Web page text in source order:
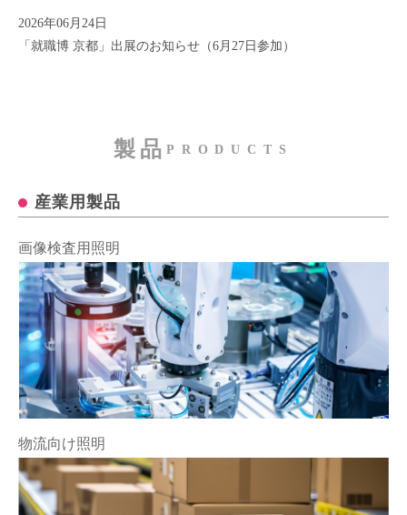
2026年06月24日
「就職博 京都」出展のお知らせ（6月27日参加）
製品 PRODUCTS
産業用製品
画像検査用照明
物流向け照明